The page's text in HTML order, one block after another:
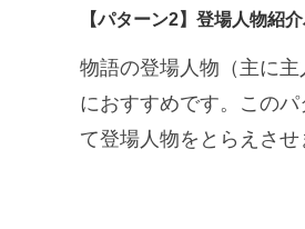
【パターン2】登場人物紹
物語の登場人物（主に
におすすめです。この
て登場人物をとらえさせ